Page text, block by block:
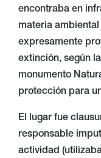
encontraba en
materia
expresamente
extinción, según
monumento
protección para
El lugar fue
responsable
actividad